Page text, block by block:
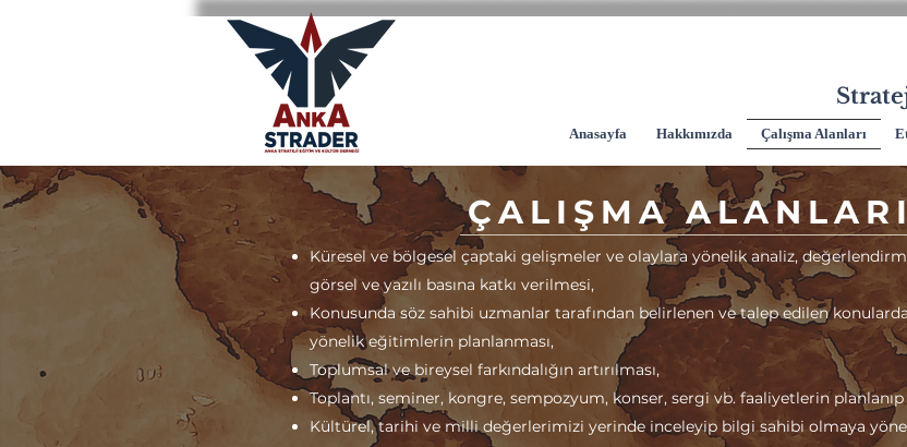
Anasayfa Hakkımızda Çalışma Alanları
ÇALIŞMA
Küresel ve bölgesel çaptaki gelişmeler ve olaylara yönelik analiz,
görsel ve yazılı basına katkı verilmesi,
Konusunda söz sahibi uzmanlar tarafından belirlenen ve talep edilen
yönelik eğitimlerin planlanması,
Toplumsal ve bireysel farkındalığın artırılması,
Toplantı, seminer, kongre, sempozyum, konser, sergi vb. faaliyetlerin
Kültürel, tarihi ve milli değerlerimizi yerinde inceleyip bilgi sahibi olmaya